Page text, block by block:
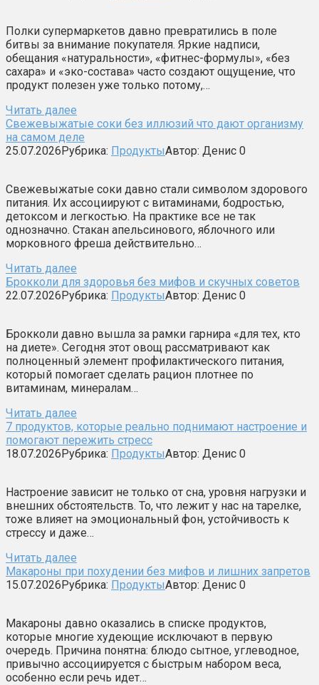
Полки супермаркетов давно превратились в поле
битвы за внимание покупателя. Яркие надписи,
обещания «натуральности», «фитнес-формулы», «без
сахара» и «эко-состава» часто создают ощущение, что
продукт полезен уже только потому,…
Читать далее
Свежевыжатые соки без иллюзий что дают организму
на самом деле
25.07.2026Рубрика: ПродуктыАвтор: Денис 0
Свежевыжатые соки давно стали символом здорового
питания. Их ассоциируют с витаминами, бодростью,
детоксом и легкостью. На практике все не так
однозначно. Стакан апельсинового, яблочного или
морковного фреша действительно…
Читать далее
Брокколи для здоровья без мифов и скучных советов
22.07.2026Рубрика: ПродуктыАвтор: Денис 0
Брокколи давно вышла за рамки гарнира «для тех, кто
на диете». Сегодня этот овощ рассматривают как
полноценный элемент профилактического питания,
который помогает сделать рацион плотнее по
витаминам, минералам…
Читать далее
7 продуктов, которые реально поднимают настроение и
помогают пережить стресс
18.07.2026Рубрика: ПродуктыАвтор: Денис 0
Настроение зависит не только от сна, уровня нагрузки и
внешних обстоятельств. То, что лежит у нас на тарелке,
тоже влияет на эмоциональный фон, устойчивость к
стрессу и даже…
Читать далее
Макароны при похудении без мифов и лишних запретов
15.07.2026Рубрика: ПродуктыАвтор: Денис 0
Макароны давно оказались в списке продуктов,
которые многие худеющие исключают в первую
очередь. Причина понятна: блюдо сытное, углеводное,
привычно ассоциируется с быстрым набором веса,
особенно если речь идет…